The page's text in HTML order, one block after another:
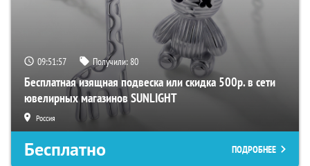
09:51:56 Получили:80
Бесплатная изящная подвеска или скидка 500р. в сети
ювелирных магазинов SUNLIGHT
Россия
Бесплатно ПОДРОБНЕЕ